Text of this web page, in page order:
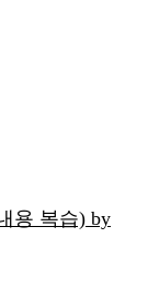
용 복습) by